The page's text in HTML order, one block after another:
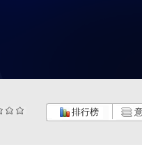
排行榜